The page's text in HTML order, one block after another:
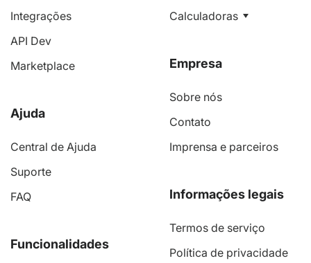
Integrações
API Dev
Marketplace
Ajuda
Central de Ajuda
Suporte
FAQ
Funcionalidades
Calculadoras
Empresa
Sobre nós
Contato
Imprensa e parceiros
Informações legais
Termos de serviço
Política de privacidade